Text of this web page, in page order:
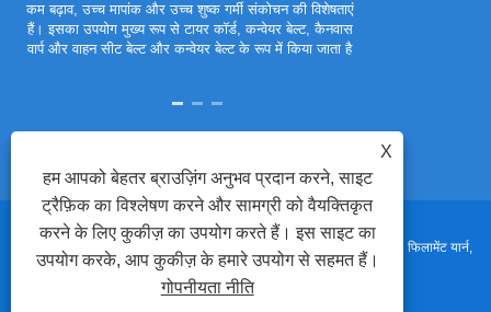
कम बढ़ाव, उच्च मापांक और उच्च शुष्क गर्मी संकोचन की विशेषताएं
हैं। इसका उपयोग मुख्य रूप से टायर कॉर्ड, कन्वेयर बेल्ट, कैनवास
वार्प और वाहन सीट बेल्ट और कन्वेयर बेल्ट के रूप में किया जाता है
कॉपीराइट © 2023 चांगशु पॉलिएस्टर कं, लिमिटेड - पुनर्नवीनीकरण यार्न, नायलॉन 6 फिलामेंट यार्न,
नायलॉन 66 फिलामेंट यार्न - सर्वाधिकार सुरक्षित
X
हम आपको बेहतर ब्राउज़िंग अनुभव प्रदान करने, साइट
ट्रैफ़िक का विश्लेषण करने और सामग्री को वैयक्तिकृत
करने के लिए कुकीज़ का उपयोग करते हैं। इस साइट का
उपयोग करके, आप कुकीज़ के हमारे उपयोग से सहमत हैं।
गोपनीयता नीति